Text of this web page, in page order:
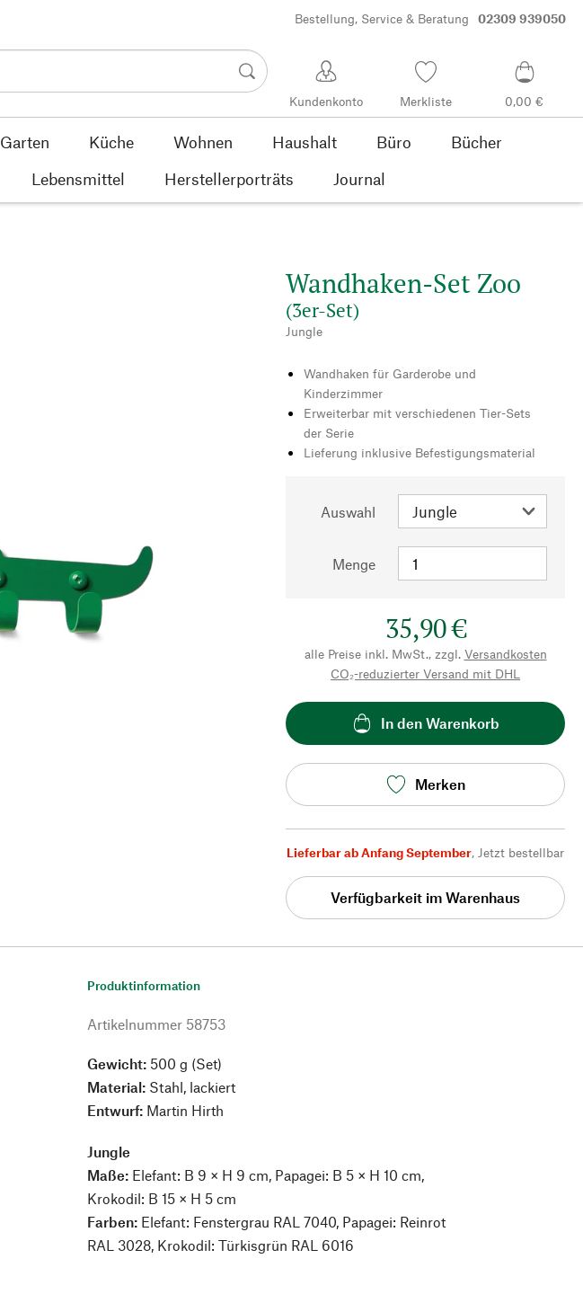
Bestellung, Service & Beratung 02309 939050
Kundenkonto Merkliste 0,00 €
Garten Küche Wohnen Haushalt Büro
Bücher
Lebensmittel Herstellerporträts Journal
Wandhaken-Set Zoo
(3er-Set)
Jungle
Wandhaken für Garderobe und
Kinderzimmer
Erweiterbar mit verschiedenen Tier-Sets
der Serie
Lieferung inklusive Befestigungsmaterial
Auswahl
Menge
35,90 €
alle Preise inkl. MwSt., zzgl. Versandkosten
CO₂-reduzierter Versand mit DHL
In den Warenkorb
Merken
Lieferbar ab Anfang September, Jetzt bestellbar
Verfügbarkeit im Warenhaus
Produktinformation
Artikelnummer 58753
Gewicht: 500 g (Set)
Material: Stahl, lackiert
Entwurf: Martin Hirth
Jungle
Maße: Elefant: B 9 × H 9 cm, Papagei: B 5 × H 10 cm,
Krokodil: B 15 × H 5 cm
Farben: Elefant: Fenstergrau RAL 7040, Papagei: Reinrot
RAL 3028, Krokodil: Türkisgrün RAL 6016